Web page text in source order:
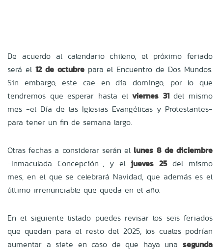
De acuerdo al calendario chileno, el próximo feriado
será el 12 de octubrepara el Encuentro de Dos Mundos.
Sin embargo, este cae en día domingo, por lo que
tendremos que esperar hasta elviernes 31del mismo
mes -el Día de las Iglesias Evangélicas y Protestantes-
para tener un fin de semana largo.
Otras fechas a considerar serán el lunes 8 de diciembre
-Inmaculada Concepción-, y el jueves 25del mismo
mes, en el que se celebrará Navidad, que además es el
último irrenunciable que queda en el año.
En el siguiente listado puedes revisar los seis feriados
que quedan para el resto del 2025, los cuales podrían
aumentar a siete en caso de que haya una segunda